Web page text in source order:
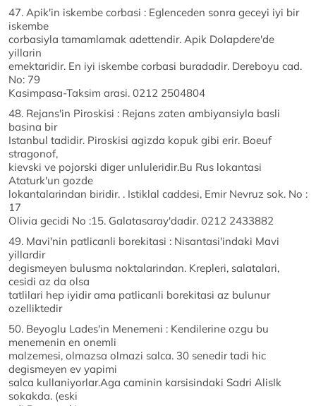
47. Apik'in iskembe corbasi : Eglenceden sonra geceyi iyi bir
iskembe
corbasiyla tamamlamak adettendir. Apik Dolapdere'de
yillarin
emektaridir. En iyi iskembe corbasi buradadir. Dereboyu cad.
No: 79
Kasimpasa-Taksim arasi. 0212 2504804
48. Rejans'in Piroskisi : Rejans zaten ambiyansiyla basli
basina bir
Istanbul tadidir. Piroskisi agizda kopuk gibi erir. Boeuf
stragonof,
kievski ve pojorski diger unluleridir.Bu Rus lokantasi
Ataturk'un gozde
lokantalarindan biridir. . Istiklal caddesi, Emir Nevruz sok. No :
17
Olivia gecidi No :15. Galatasaray'dadir. 0212 2433882
49. Mavi'nin patlicanli borekitasi : Nisantasi'indaki Mavi
yillardir
degismeyen bulusma noktalarindan. Krepleri, salatalari,
cesidi az da olsa
tatlilari hep iyidir ama patlicanli borekitasi az bulunur
ozelliktedir
50. Beyoglu Lades'in Menemeni : Kendilerine ozgu bu
menemenin en onemli
malzemesi, olmazsa olmazi salca. 30 senedir tadi hic
degismeyen ev yapimi
salca kullaniyorlar.Aga caminin karsisindaki Sadri AlisIk
sokakda. (eski